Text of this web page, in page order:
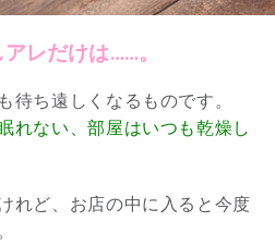
レだけは……。
待ち遠しくなるものです。
れない、部屋はいつも乾燥し
れど、お店の中に入ると今度